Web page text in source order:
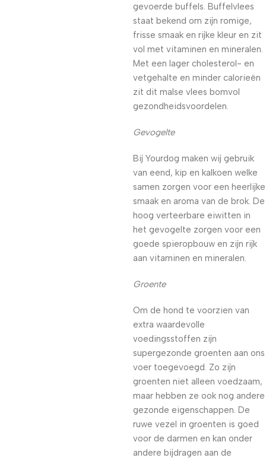
gevoerde buffels. Buffelvlees
staat bekend om zijn romige,
frisse smaak en rijke kleur en zit
vol met vitaminen en mineralen.
Met een lager cholesterol- en
vetgehalte en minder calorieën
zit dit malse vlees bomvol
gezondheidsvoordelen.
Gevogelte
Bij Yourdog maken wij gebruik
van eend, kip en kalkoen welke
samen zorgen voor een heerlijke
smaak en aroma van de brok. De
hoog verteerbare eiwitten in
het gevogelte zorgen voor een
goede spieropbouw en zijn rijk
aan vitaminen en mineralen.
Groente
Om de hond te voorzien van
extra waardevolle
voedingsstoffen zijn
supergezonde groenten aan ons
voer toegevoegd. Zo zijn
groenten niet alleen voedzaam,
maar hebben ze ook nog andere
gezonde eigenschappen. De
ruwe vezel in groenten is goed
voor de darmen en kan onder
andere bijdragen aan de